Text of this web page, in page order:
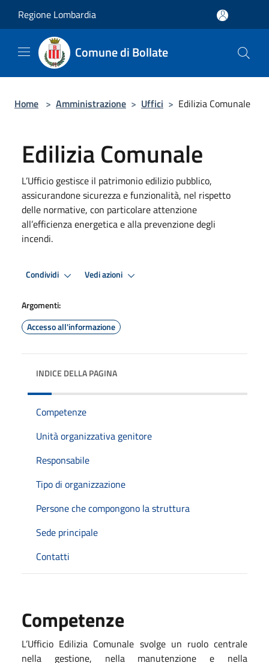
Regione Lombardia
Comune di Bollate
Home > Amministrazione > Uffici > Edilizia Comunale
Edilizia Comunale
L’Ufficio gestisce il patrimonio edilizio pubblico,
assicurandone sicurezza e funzionalità, nel rispetto
delle normative, con particolare attenzione
all’efficienza energetica e alla prevenzione degli
incendi.
Condividi Vedi azioni
Argomenti:
Accesso all'informazione
INDICE DELLA PAGINA
Competenze
Unità organizzativa genitore
Responsabile
Tipo di organizzazione
Persone che compongono la struttura
Sede principale
Contatti
Competenze
L’Ufficio Edilizia Comunale svolge un ruolo centrale
nella gestione, nella manutenzione e nella